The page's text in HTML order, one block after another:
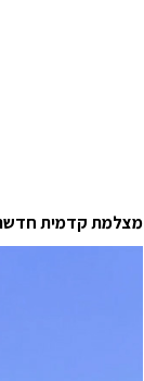
מצלמת קדמית